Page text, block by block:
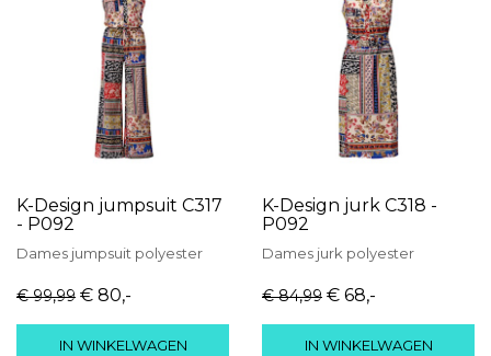
K-Design jumpsuit C317
- P092
Dames jumpsuit polyester
€ 99,99 € 80,-
IN WINKELWAGEN
K-Design jurk C318 -
P092
Dames jurk polyester
€ 84,99 € 68,-
IN WINKELWAGEN